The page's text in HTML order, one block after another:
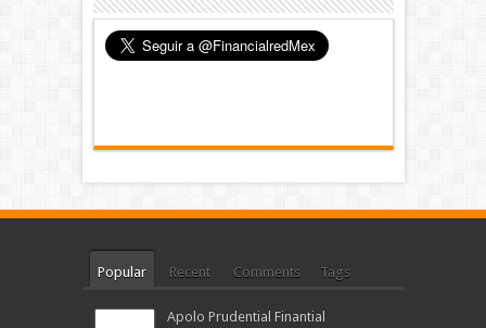
Popular Recent Comments Tags
Apolo Prudential Finantial